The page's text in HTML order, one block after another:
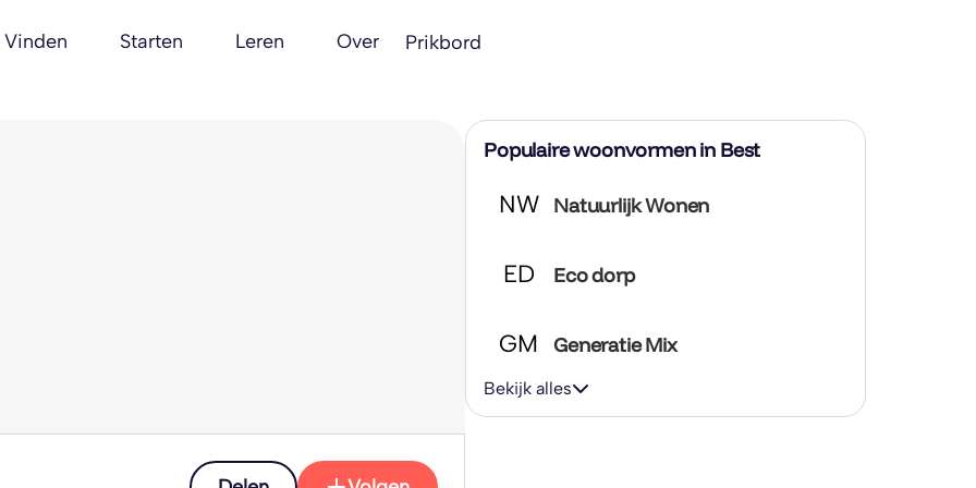
Vinden Starten Leren Over Prikbord
Populaire woonvormen in Best
NW Natuurlijk Wonen
ED Eco dorp
GM Generatie Mix
Bekijk alles